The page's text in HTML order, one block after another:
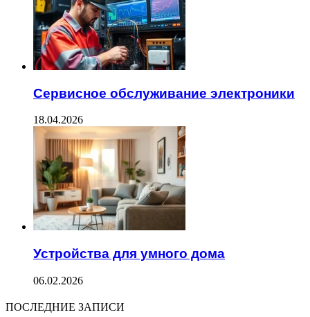
Сервисное обслуживание электроники
18.04.2026
Устройства для умного дома
06.02.2026
ПОСЛЕДНИЕ ЗАПИСИ